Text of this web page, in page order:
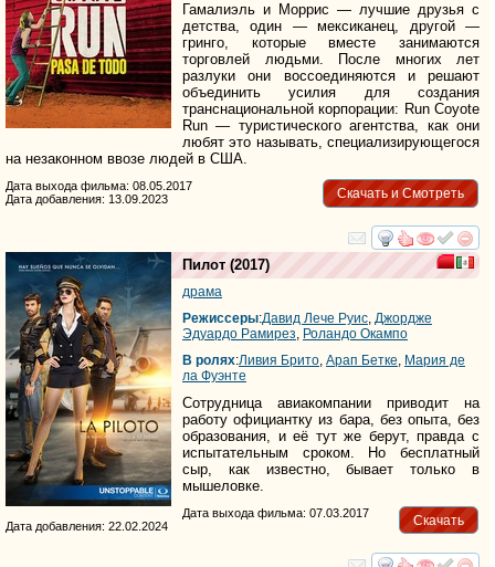
Гамалиэль и Моррис — лучшие друзья с
детства, один — мексиканец, другой —
гринго, которые вместе занимаются
торговлей людьми. После многих лет
разлуки они воссоединяются и решают
объединить усилия для создания
транснациональной корпорации: Run Coyote
Run — туристического агентства, как они
любят это называть, специализирующегося
на незаконном ввозе людей в США.
Скачать и Смотреть
Дата выхода фильма: 08.05.2017
Дата добавления: 13.09.2023
смотреть
Пилот (2017)
драма
Режиссеры:Давид Лече Руис, Джордже
Эдуардо Рамирез, Роландо Окампо
В ролях:Ливия Брито, Арап Бетке, Мария де
ла Фуэнте
Сотрудница авиакомпании приводит на
работу официантку из бара, без опыта, без
образования, и её тут же берут, правда с
испытательным сроком. Но бесплатный
сыр, как известно, бывает только в
мышеловке.
Скачать
Дата выхода фильма: 07.03.2017
Дата добавления: 22.02.2024